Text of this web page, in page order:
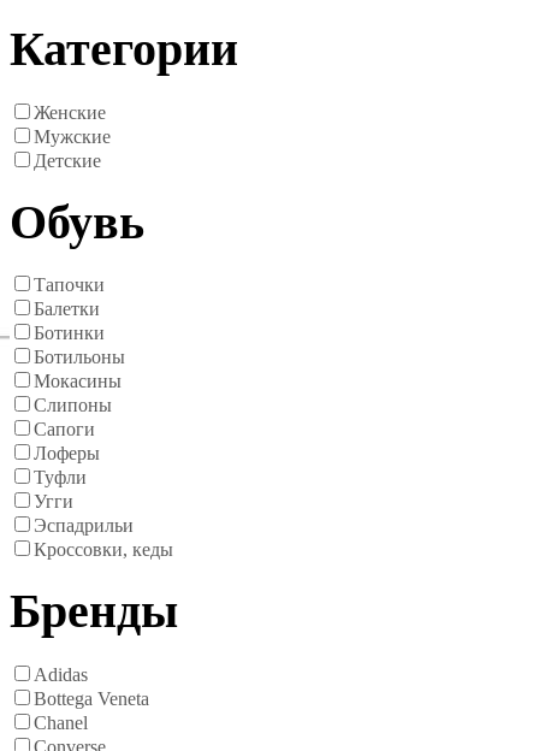
Категории
Женские
Мужские
Детские
Обувь
Тапочки
Балетки
Ботинки
Ботильоны
Мокасины
Слипоны
Сапоги
Лоферы
Туфли
Угги
Эспадрильи
Кроссовки, кеды
Бренды
Adidas
Bottega Veneta
Chanel
Converse